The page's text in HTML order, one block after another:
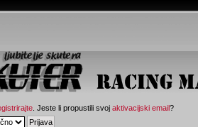
. Jeste li propustili svojaktivacijski email?